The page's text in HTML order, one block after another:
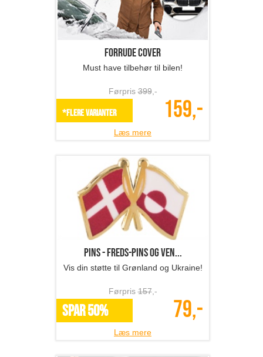
Forrude cover
Must have tilbehør til bilen!
Førpris399,-
*Flere varianter 159,-
Læs mere
Pins - Freds-pins og ven...
Vis din støtte til Grønland og Ukraine!
Førpris157,-
SPAR 50% 79,-
Læs mere